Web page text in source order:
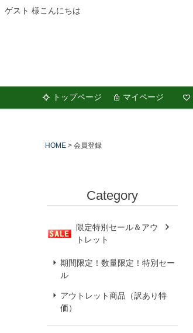
ゲスト 様こんにちは
トップページ マイページ
HOME 会員登録
Category
限定特別セール＆アウ
トレット
期間限定！数量限定！特別セー
ル
アウトレット商品（訳あり特
価）